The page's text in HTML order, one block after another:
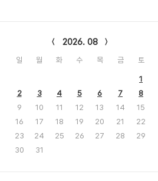
2026. 08
일 월 화 수 목 금 토
1
2
3 4 5 6 7
8
9
10 11 12 13 14
15
16
17 18 19 20 21
22
23
24 25 26 27 28
29
30
31